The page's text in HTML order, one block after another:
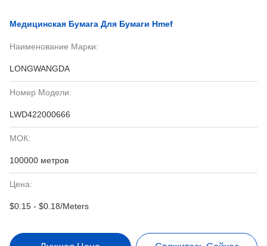
Медицинская Бумага Для Бумаги Hmef
Наименование Марки:
LONGWANGDA
Номер Модели:
LWD422000666
МОК:
100000 метров
Цена:
$0.15 - $0.18/Meters